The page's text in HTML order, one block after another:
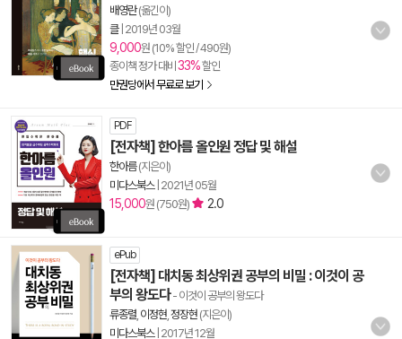
배영란(옮긴이)
클| 2019년 03월
9,000원 (10% 할인 / 490원)
종이책 정가 대비 33%할인
만권당에서 무료로 보기
PDF
[전자책] 한아름 올인원 정답 및 해설
한아름(지은이)
미다스북스| 2021년 05월
15,000원 (750원) 2.0
ePub
[전자책] 대치동 최상위권 공부의 비밀 : 이것이 공
부의 왕도다- 이것이 공부의 왕도다
류종렬 이정현 정장현 (지은이)
미다스북스| 2017년 12월